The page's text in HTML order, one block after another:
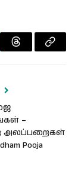
ThreadsCopy
–
அலப்பறைகள்
Pooja